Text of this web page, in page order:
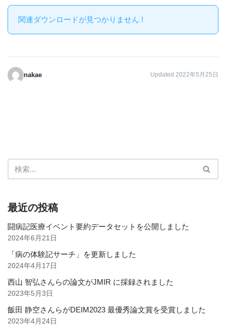
関連ダウンロードが見つかりません !
nakae Updated 2022年5月25日
最近の投稿
闘病記医療イベント要約データセットを公開しました
2024年6月21日
「病の体験記サーチ」を更新しました
2024年4月17日
西山 智弘さんらの論文がJMIR に採録されました
2023年5月3日
飯田 静空さんらがDEIM2023 最優秀論文賞を受賞しました
2023年4月24日